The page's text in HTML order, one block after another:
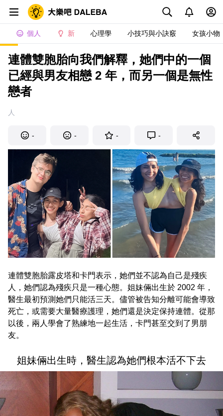
個人 新 心理學 小技巧與小訣竅 女孩小物
連體雙胞胎向我們解釋，她們中的一個
已經與男友相戀 2 年，而另一個是無性
戀者
人
- - - -
連體雙胞胎露皮塔和卡門表示，她們並不認為自己是殘疾
人，她們認為殘疾只是一種心態。姐妹倆出生於 2002 年，
醫生最初預測她們只能活三天。儘管被告知分離可能會導致
死亡，或需要大量醫療護理，她們還是決定保持連體。從那
以後，兩人學會了熟練地一起生活，卡門甚至交到了男朋
友。
姐妹倆出生時，醫生認為她們根本活不下去